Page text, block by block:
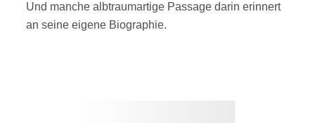
Und manche albtraumartige Passage darin erinnert
an seine eigene Biographie.